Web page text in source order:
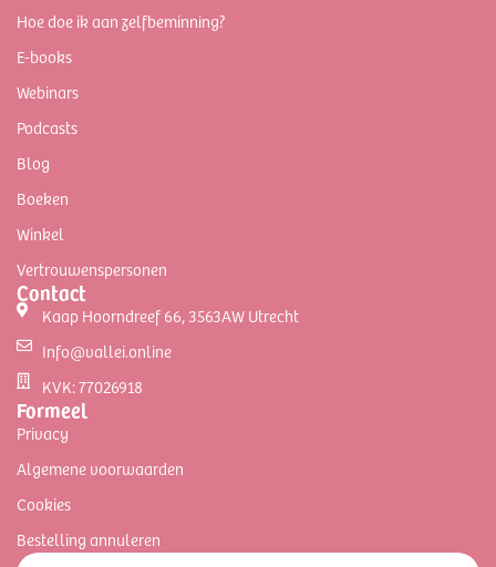
Hoe doe ik aan zelfbeminning?
E-books
Webinars
Podcasts
Blog
Boeken
Winkel
Vertrouwenspersonen
Contact
Kaap Hoorndreef 66, 3563AW Utrecht
Info@vallei.online
KVK: 77026918
Formeel
Privacy
Algemene voorwaarden
Cookies
Bestelling annuleren